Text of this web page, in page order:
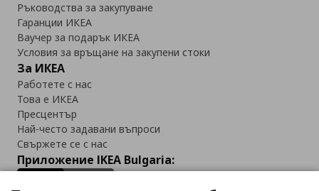
Ръководства за закупуване
Гаранции ИКЕА
Ваучер за подарък ИКЕА
Условия за връщане на закупени стоки
За ИКЕА
Работете с нас
Това е ИКЕА
Пресцентър
Най-често задавани въпроси
Свържете се с нас
Приложение IKEA Bulgaria: